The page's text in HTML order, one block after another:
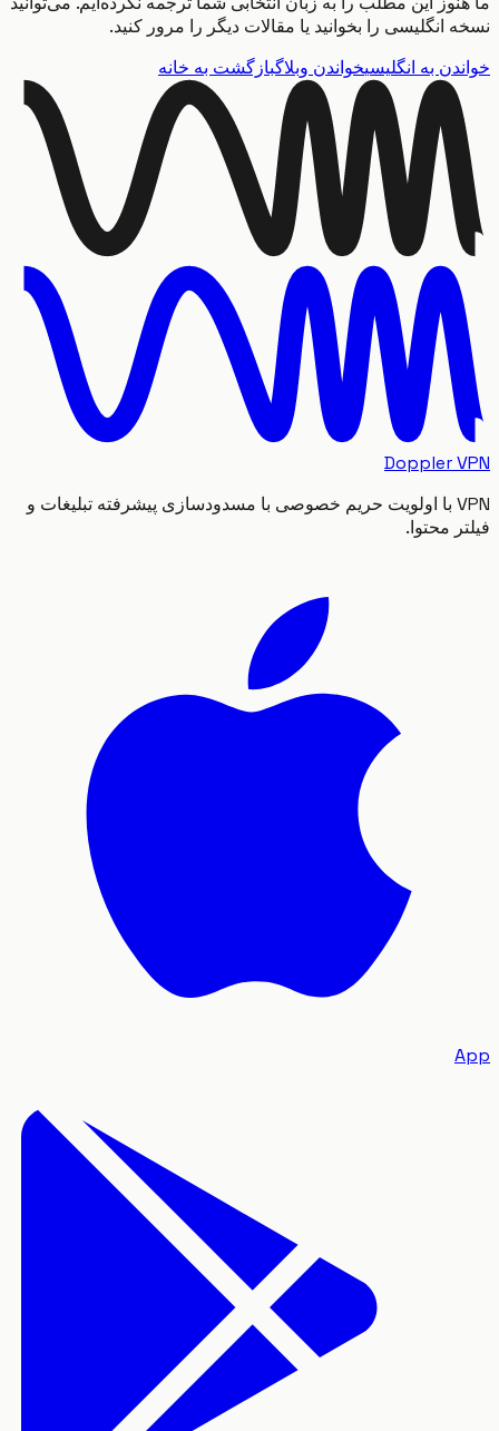
انگلیسی را بخوانید یا مقالات دیگر را مرور کنید.
به انگلیسیخواندن وبلاگ بازگشت به خانه
Doppler
VPN با اولویت حریم خصوصی با مسدودسازی پیشرفته تبلیغات و
محتوا.